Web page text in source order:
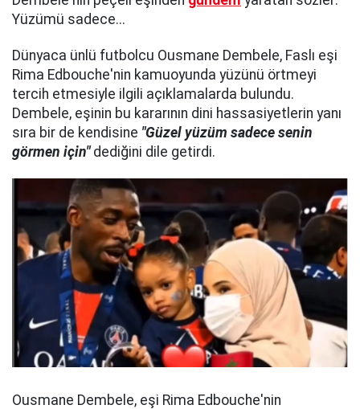
Yüzümü sadece...
Dünyaca ünlü futbolcu Ousmane Dembele, Faslı eşi
Rima Edbouche'nin kamuoyunda yüzünü örtmeyi
tercih etmesiyle ilgili açıklamalarda bulundu.
Dembele, eşinin bu kararının dini hassasiyetlerin yanı
sıra bir de kendisine "Güzel yüzüm sadece senin
görmen için"dediğini dile getirdi.
Ousmane Dembele, eşi Rima Edbouche'nin